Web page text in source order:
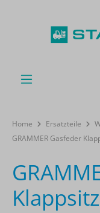
Home Ersatzteile
GRAMMER Gasfeder